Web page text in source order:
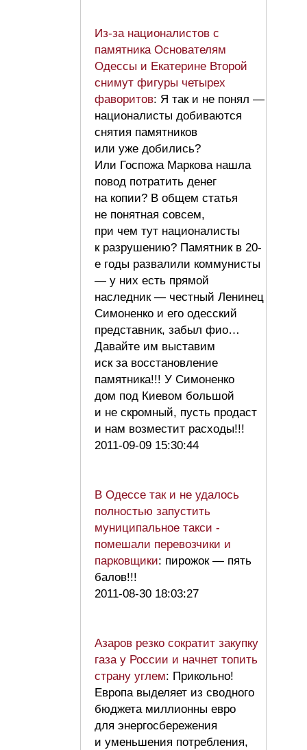
Из-за националистов с
памятника Основателям
Одессы и Екатерине Второй
снимут фигуры четырех
фаворитов: Я так и не понял —
националисты добиваются
снятия памятников
или уже добились?
Или Госпожа Маркова нашла
повод потратить денег
на копии? В общем статья
не понятная совсем,
при чем тут националисты
к разрушению? Памятник в 20-
е годы развалили коммунисты
— у них есть прямой
наследник — честный Ленинец
Симоненко и его одесский
представник, забыл фио…
Давайте им выставим
иск за восстановление
памятника!!! У Симоненко
дом под Киевом большой
и не скромный, пусть продаст
и нам возместит расходы!!!
2011-09-09 15:30:44
В Одессе так и не удалось
полностью запустить
муниципальное такси -
помешали перевозчики и
парковщики: пирожок — пять
балов!!!
2011-08-30 18:03:27
Азаров резко сократит закупку
газа у России и начнет топить
страну углем: Прикольно!
Европа выделяет из сводного
бюджета миллионны евро
для энергосбережения
и уменьшения потребления,